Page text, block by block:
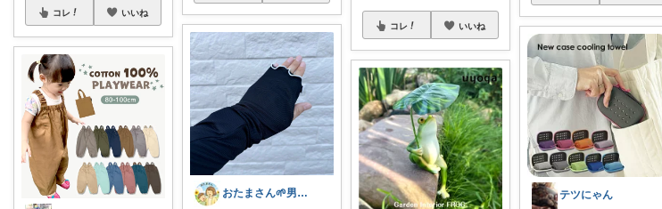
コレ いいね
おたまさん🌱男の子ママ
コレ いいね
テツにゃん